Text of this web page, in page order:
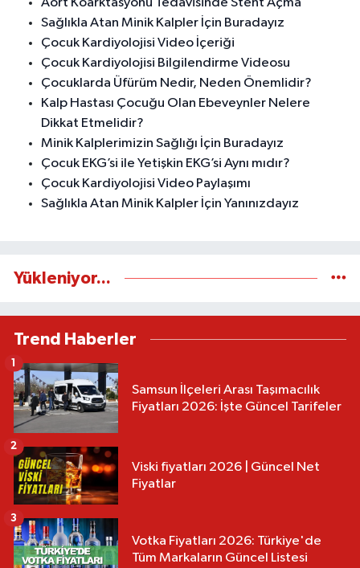
Aort Koarktasyonu Tedavisinde Stent Açma
Sağlıkla Atan Minik Kalpler İçin Buradayız
Çocuk Kardiyolojisi Video İçeriği
Çocuk Kardiyolojisi Bilgilendirme Videosu
Çocuklarda Üfürüm Nedir, Neden Önemlidir?
Kalp Hastası Çocuğu Olan Ebeveynler Nelere
Dikkat Etmelidir?
Minik Kalplerimizin Sağlığı İçin Buradayız
Çocuk EKG’si ile Yetişkin EKG’si Aynı mıdır?
Çocuk Kardiyolojisi Video Paylaşımı
Sağlıkla Atan Minik Kalpler İçin Yanınızdayız
Yükleniyor...
Trend Haberler
Samsun İlçeleri Arası Taşımacılık
Fiyatları 2026: İşte Güncel Tarifeler
1
Viski fiyatları 2026 | Güncel Net
Fiyatlar
2
Votka Fiyatları 2026: Türkiye'de
Tüm Markaların Güncel Listesi
3